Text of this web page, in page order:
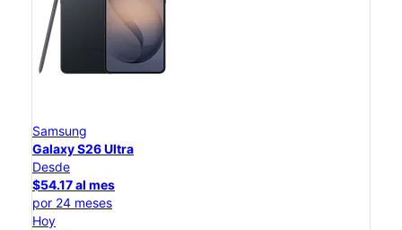
Samsung
Galaxy S26 Ultra
Desde
$54.17 al mes
por 24 meses
Hoy